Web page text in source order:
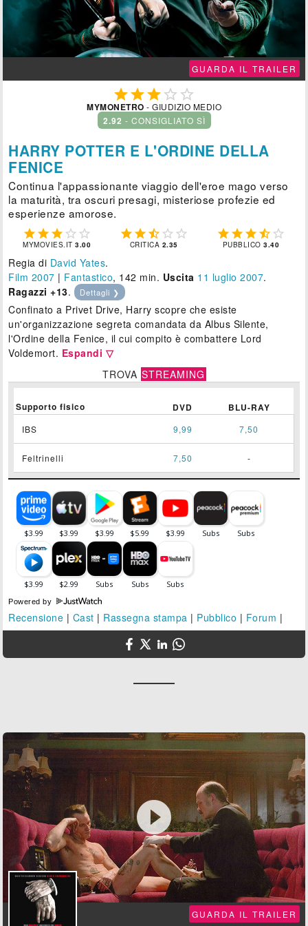
GUARDA IL TRAILER
  
MYMONETRO - GIUDIZIO MEDIO
2.92 - CONSIGLIATO SÌ
HARRY POTTER E L'ORDINE DELLA
FENICE
Continua l'appassionante viaggio dell'eroe mago verso
la maturità, tra oscuri presagi, misteriose profezie ed
esperienze amorose.
    
MYMOVIES.IT3.00
    
CRITICA 2.35
    
PUBBLICO3.40
Regia di David Yates.
Film 2007 | Fantastico, 142 min. Uscita 11 luglio 2007.
Ragazzi +13. Dettagli ❯
Confinato a Privet Drive, Harry scopre che esiste
un'organizzazione segreta comandata da Albus Silente,
l'Ordine della Fenice, il cui compito è combattere Lord
Voldemort. Espandi ▽
TROVA STREAMING
Supporto fisico DVD BLU-RAY
IBS 9,99 7,50
Feltrinelli 7,50 -
Powered by
Recensione | Cast | Rassegna stampa | Pubblico | Forum |

GUARDA IL TRAILER